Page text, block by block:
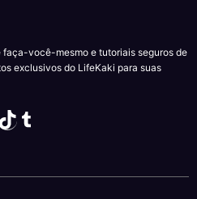
faça-você-mesmo e tutoriais seguros de
exclusivos do LifeKaki para suas
Tumblr